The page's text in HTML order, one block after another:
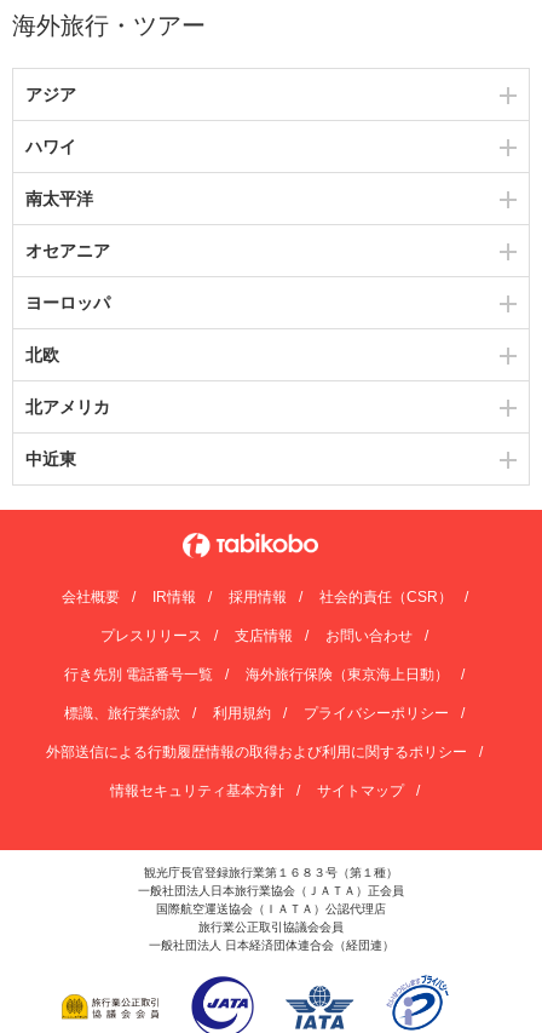
海外旅行・ツアー
アジア
ハワイ
南太平洋
オセアニア
ヨーロッパ
北欧
北アメリカ
中近東
会社概要 IR情報 採用情報 社会的責任（CSR）
プレスリリース 支店情報 お問い合わせ
行き先別 電話番号一覧 海外旅行保険（東京海上日動）
標識、旅行業約款 利用規約 プライバシーポリシー
外部送信による行動履歴情報の取得および利用に関するポリシー
情報セキュリティ基本方針 サイトマップ
観光庁長官登録旅行業第１６８３号（第１種）
一般社団法人日本旅行業協会（ＪＡＴＡ）正会員
国際航空運送協会（ＩＡＴＡ）公認代理店
旅行業公正取引協議会会員
一般社団法人 日本経済団体連合会（経団連）